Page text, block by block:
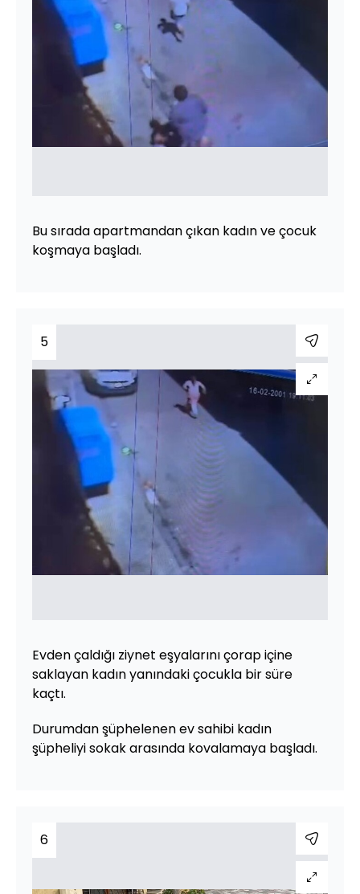
Bu sırada apartmandan çıkan kadın ve çocuk
koşmaya başladı.
5
Evden çaldığı ziynet eşyalarını çorap içine
saklayan kadın yanındaki çocukla bir süre
kaçtı.
Durumdan şüphelenen ev sahibi kadın
şüpheliyi sokak arasında kovalamaya başladı.
6